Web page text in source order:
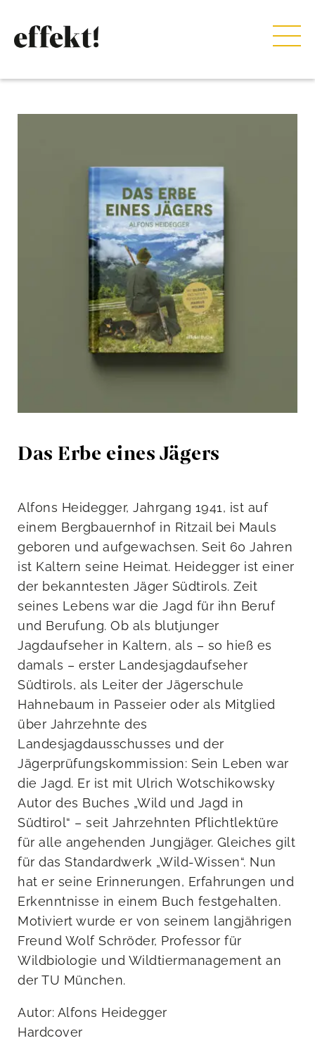
Das Erbe eines Jägers
Alfons Heidegger, Jahrgang 1941, ist auf
einem Bergbauernhof in Ritzail bei Mauls
geboren und aufgewachsen. Seit 60 Jahren
ist Kaltern seine Heimat. Heidegger ist einer
der bekanntesten Jäger Südtirols. Zeit
seines Lebens war die Jagd für ihn Beruf
und Berufung. Ob als blutjunger
Jagdaufseher in Kaltern, als – so hieß es
damals – erster Landesjagdaufseher
Südtirols, als Leiter der Jägerschule
Hahnebaum in Passeier oder als Mitglied
über Jahrzehnte des
Landesjagdausschusses und der
Jägerprüfungskommission: Sein Leben war
die Jagd. Er ist mit Ulrich Wotschikowsky
Autor des Buches „Wild und Jagd in
Südtirol“ – seit Jahrzehnten Pflichtlektüre
für alle angehenden Jungjäger. Gleiches gilt
für das Standardwerk „Wild-Wissen“. Nun
hat er seine Erinnerungen, Erfahrungen und
Erkenntnisse in einem Buch festgehalten.
Motiviert wurde er von seinem langjährigen
Freund Wolf Schröder, Professor für
Wildbiologie und Wildtiermanagement an
der TU München.
Autor: Alfons Heidegger
Hardcover